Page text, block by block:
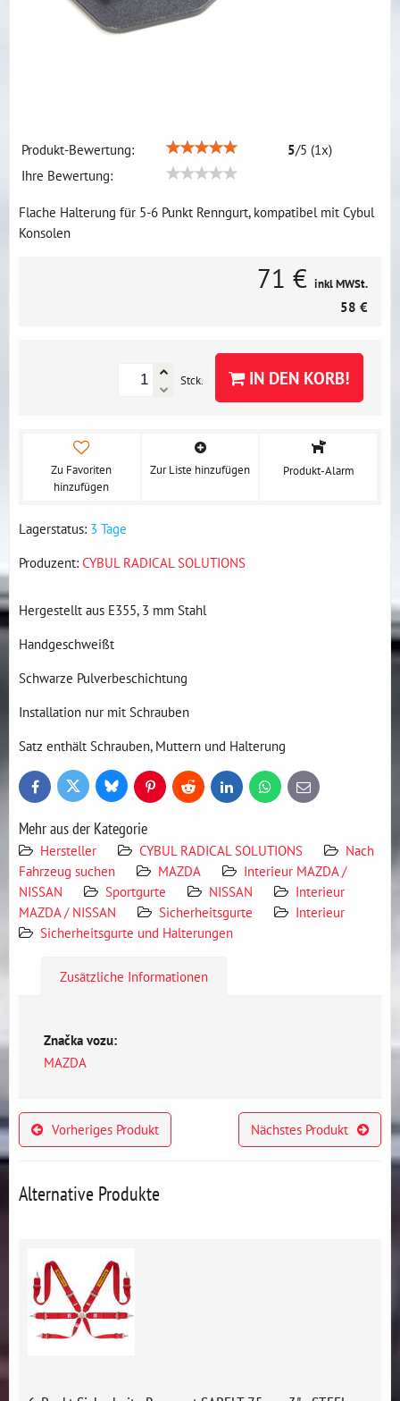
Produkt-Bewertung: 5/5 (1x)
Ihre Bewertung:
Flache Halterung für 5-6 Punkt Renngurt, kompatibel mit Cybul
Konsolen
71 € inkl MWSt.
58 €
Stck. IN DEN KORB!
Zu Favoriten
hinzufügen
Zur Liste hinzufügen Produkt-Alarm
Lagerstatus: 3 Tage
Produzent: CYBUL RADICAL SOLUTIONS
Hergestellt aus E355, 3 mm Stahl
Handgeschweißt
Schwarze Pulverbeschichtung
Installation nur mit Schrauben
Satz enthält Schrauben, Muttern und Halterung
FacebookTwitter BlueskyPinterestReddit LinkedInWhatsApp
E-
mail
Mehr aus der Kategorie
Hersteller CYBUL RADICAL SOLUTIONS
Nach
Fahrzeug suchen
MAZDA
Interieur MAZDA /
NISSAN
Sportgurte NISSAN
Interieur
MAZDA / NISSAN
Sicherheitsgurte
Interieur
Sicherheitsgurte und Halterungen
Zusätzliche Informationen
Značka vozu:
MAZDA
Vorheriges Produkt Nächstes Produkt
Alternative Produkte